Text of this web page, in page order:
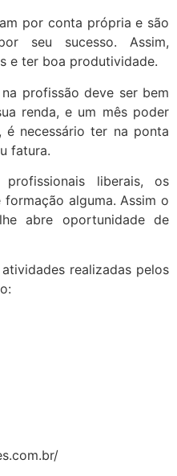
por conta própria e são
seu sucesso. Assim,
e ter boa produtividade.
profissão deve ser bem
renda, e um mês poder
necessário ter na ponta
fatura.
liberais, os
alguma. Assim o
abre oportunidade de
realizadas pelos